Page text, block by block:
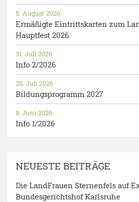
Ermäßigte Eintrittskarten zum
Hauptfest 2026
5. August 2026
Info 2/2026
31. Juli 2026
Bildungsprogramm 2027
20. Juli 2026
Info 1/2026
8. Juni 2026
NEUESTE BEITRÄGE
Die LandFrauen Sternenfels auf
Bundesgerichtshof Karlsruhe